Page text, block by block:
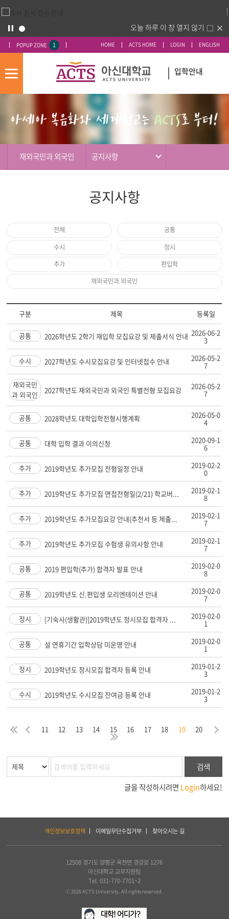
오늘 하루 이 창 열지 않기
POPUP ZONE 1 HOME ACTS HOME LOGIN ENGLISH
모
뉴
입학안내
재외국민과 외국인 공지사항
공지사항
전체
공통
수시
정시
추가
편입학
재외국민과 외국인
구분 제목 등록일
공통 2026학년도 2학기 재입학 모집요강 및 제출서식 안내 2026-06-2
3
수시 2027학년도 수시모집요강 및 인터넷접수 안내 2026-05-2
7
재외국민
과 외국인
2027학년도 재외국민과 외국인 특별전형 모집요강 2026-05-2
7
공통 2028학년도 대학입학전형시행계획 2026-05-0
4
공통 대학 입학 결과 이의신청 2020-09-1
6
추가 2019학년도 추가모집 전형일정 안내 2019-02-2
0
추가 2019학년도 추가모집 면접전형일(2/21) 학교버... 2019-02-1
8
추가 2019학년도 추가모집요강 안내(추천서 등 제출... 2019-02-1
7
추가 2019학년도 추가모집 수험생 유의사항 안내 2019-02-1
7
공통 2019 편입학(추가) 합격자 발표 안내 2019-02-0
8
공통 2019학년도 신.편입생 오리엔테이션 안내 2019-02-0
7
정시 [기숙사(생활관)]2019학년도 정시모집 합격자 ... 2019-02-0
1
공통 설 연휴기간 입학상담 미운영 안내 2019-02-0
1
정시 2019학년도 정시모집 합격자 등록 안내 2019-01-2
3
수시 2019학년도 수시모집 잔여금 등록 안내 2019-01-2
3
처
음
이 11 12 13 14 15 16 17 18 19 20 다
마
지
검색
글을 작성하시려면 Login하세요!
개인정보보호정책 이메일무단수집거부 찾아오시는 길
12508 경기도 양평군 옥천면 경강로 1276
아신대학교 교무지원팀
Tel. 031-770-7701~2
ⓒ 2026 ACTS University. All rights reserved.